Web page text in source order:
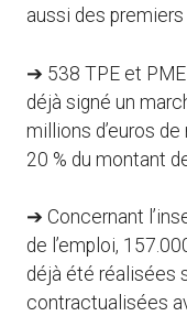
aussi des
➔ 538 TPE et
déjà signé un
millions d’euros
20 % du montant
➔ Concernant
de l’emploi,
déjà été réalisées
contractualisées